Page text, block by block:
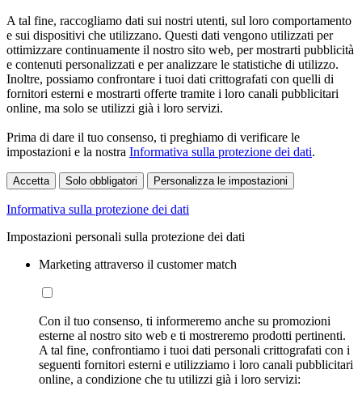
A tal fine, raccogliamo dati sui nostri utenti, sul loro comportamento
e sui dispositivi che utilizzano. Questi dati vengono utilizzati per
ottimizzare continuamente il nostro sito web, per mostrarti pubblicità
e contenuti personalizzati e per analizzare le statistiche di utilizzo.
Inoltre, possiamo confrontare i tuoi dati crittografati con quelli di
fornitori esterni e mostrarti offerte tramite i loro canali pubblicitari
online, ma solo se utilizzi già i loro servizi.
Prima di dare il tuo consenso, ti preghiamo di verificare le
impostazioni e la nostra Informativa sulla protezione dei dati.
Accetta Solo obbligatori Personalizza le impostazioni
Informativa sulla protezione dei dati
Impostazioni personali sulla protezione dei dati
Marketing attraverso il customer match
Con il tuo consenso, ti informeremo anche su promozioni
esterne al nostro sito web e ti mostreremo prodotti pertinenti.
A tal fine, confrontiamo i tuoi dati personali crittografati con i
seguenti fornitori esterni e utilizziamo i loro canali pubblicitari
online, a condizione che tu utilizzi già i loro servizi: